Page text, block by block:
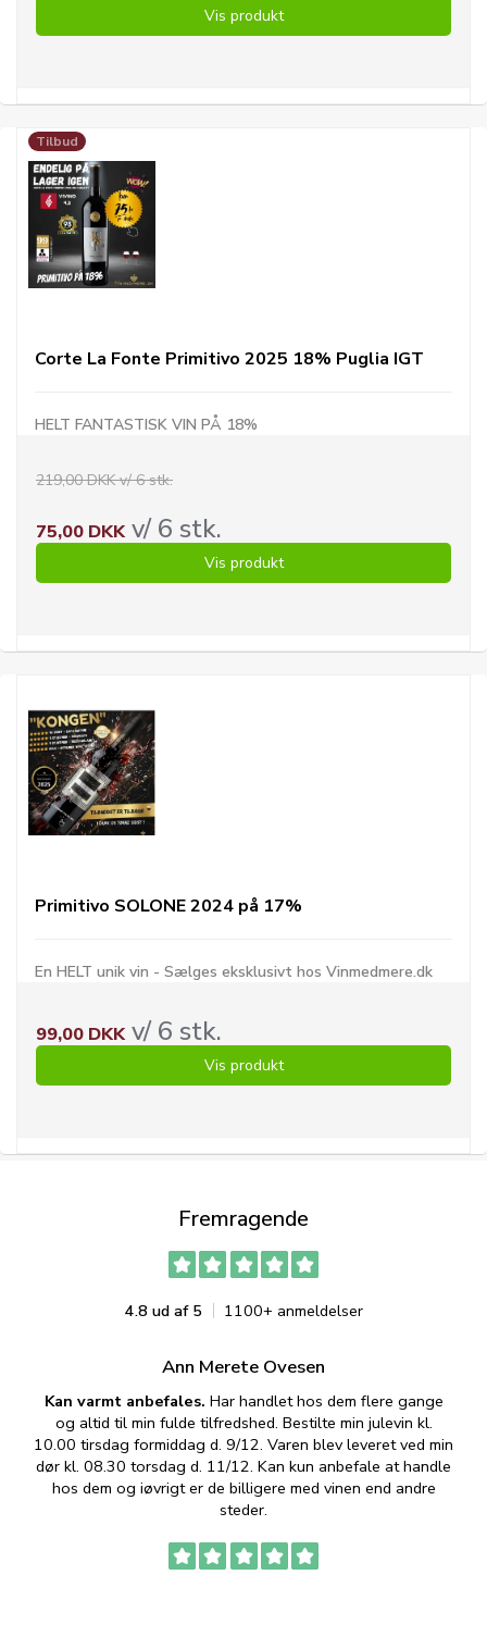
Vis produkt
Tilbud
Corte La Fonte Primitivo 2025 18% Puglia IGT
HELT FANTASTISK VIN PÅ 18%
219,00 DKK v/ 6 stk.
75,00 DKKv/ 6 stk.
Vis produkt
Primitivo SOLONE 2024 på 17%
En HELT unik vin - Sælges eksklusivt hos Vinmedmere.dk
99,00 DKKv/ 6 stk.
Vis produkt
Fremragende
4.8 ud af 5 1100+ anmeldelser
Ann Merete Ovesen
Kan varmt anbefales. Har handlet hos dem flere gange
og altid til min fulde tilfredshed. Bestilte min julevin kl.
10.00 tirsdag formiddag d. 9/12. Varen blev leveret ved min
dør kl. 08.30 torsdag d. 11/12. Kan kun anbefale at handle
hos dem og iøvrigt er de billigere med vinen end andre
steder.